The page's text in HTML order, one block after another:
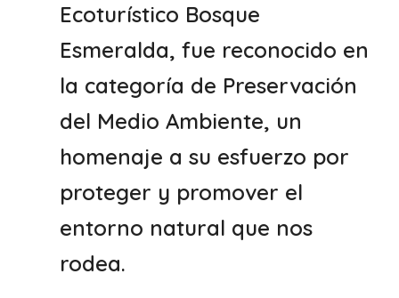
Ecoturístico Bosque
Esmeralda, fue reconocido en
la categoría de Preservación
del Medio Ambiente, un
homenaje a su esfuerzo por
proteger y promover el
entorno natural que nos
rodea.